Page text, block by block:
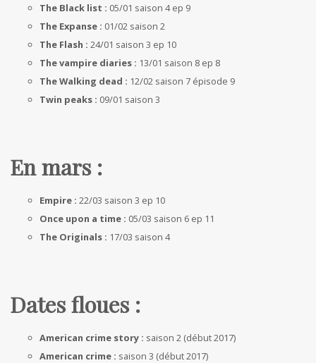
The Black list : 05/01 saison 4 ep 9
The Expanse : 01/02 saison 2
The Flash : 24/01 saison 3 ep 10
The vampire diaries : 13/01 saison 8 ep 8
The Walking dead : 12/02 saison 7 épisode 9
Twin peaks : 09/01 saison 3
En mars :
Empire : 22/03 saison 3 ep 10
Once upon a time : 05/03 saison 6 ep 11
The Originals : 17/03 saison 4
Dates floues :
American crime story : saison 2 (début 2017)
American crime : saison 3 (début 2017)